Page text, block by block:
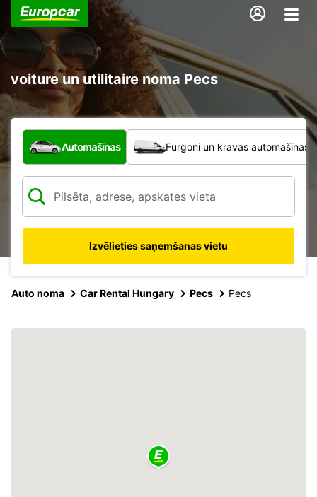
voiture un utilitaire noma Pecs
Kāda veida transportlīdzeklis?
Automašīnas Furgoni un kravas automašīnas
Izvēlieties saņemšanas vietu
Auto noma Car Rental Hungary Pecs Pecs